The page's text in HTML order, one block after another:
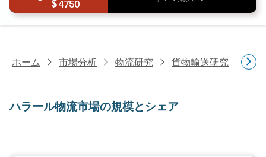
4750
ホーム 市場分析 物流研究 貨物輸送研究 ハ
ハラール物流市場の規模とシェア